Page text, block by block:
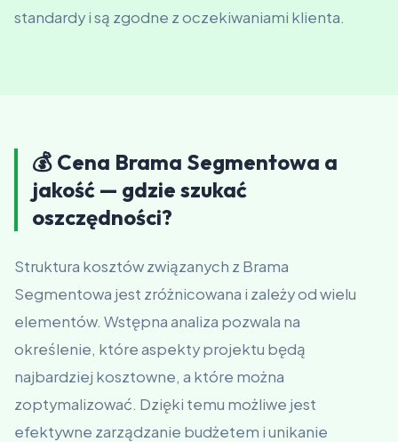
standardy i są zgodne z oczekiwaniami klienta.
💰 Cena Brama Segmentowa a
jakość — gdzie szukać
oszczędności?
Struktura kosztów związanych z Brama
Segmentowa jest zróżnicowana i zależy od wielu
elementów. Wstępna analiza pozwala na
określenie, które aspekty projektu będą
najbardziej kosztowne, a które można
zoptymalizować. Dzięki temu możliwe jest
efektywne zarządzanie budżetem i unikanie